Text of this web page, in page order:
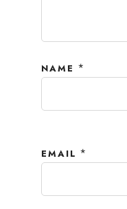
NAME *
EMAIL *